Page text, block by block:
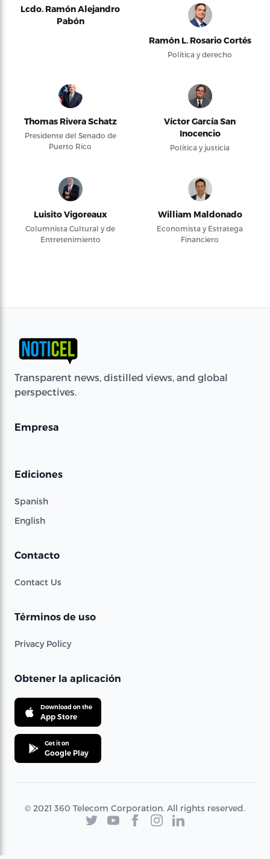
Lcdo. Ramón Alejandro
Pabón
Ramón L. Rosario Cortés
Política y derecho
Thomas Rivera Schatz
Presidente del Senado de
Puerto Rico
Víctor García San
Inocencio
Política y justicia
Luisito Vigoreaux
Columnista Cultural y de
Entretenimiento
William Maldonado
Economista y Estratega
Financiero
Transparent news, distilled views, and global
perspectives.
Empresa
Ediciones
Spanish
English
Contacto
Contact Us
Términos de uso
Privacy Policy
Obtener la aplicación
Download on the
App Store
Get it on
Google Play
© 2021 360 Telecom Corporation. All rights reserved.